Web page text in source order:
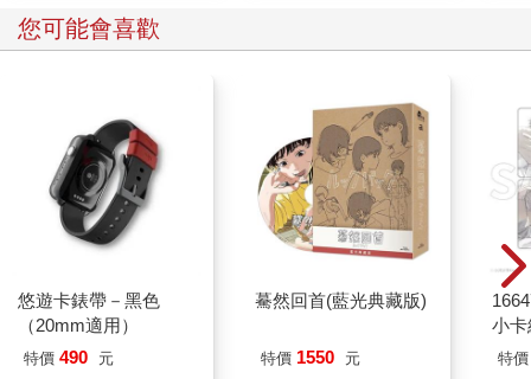
您可能會喜歡
悠遊卡錶帶－黑色
（20mm適用）
特價 490 元
驀然回首(藍光典藏版)
特價 1550 元
小卡
特價